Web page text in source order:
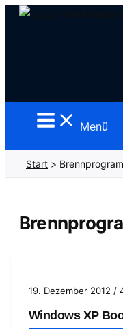
Zum
Menü
Start
19. Dezember 2012 /
Windows XP